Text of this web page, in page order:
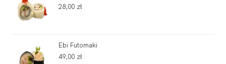
28,00 zł
Ebi Futomaki
49,00 zł